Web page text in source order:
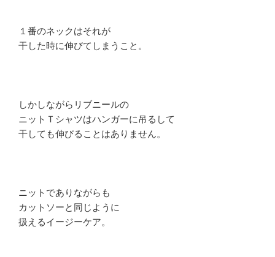
１番のネックはそれが
干した時に伸びてしまうこと。
しかしながらリブニールの
ニットＴシャツはハンガーに吊るして
干しても伸びることはありません。
ニットでありながらも
カットソーと同じように
扱えるイージーケア。